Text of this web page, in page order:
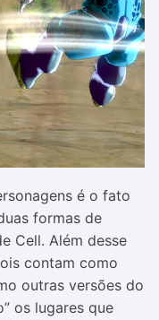
é o fato
formas de
Cell. Além desse
contam como
outras versões do
os lugares que